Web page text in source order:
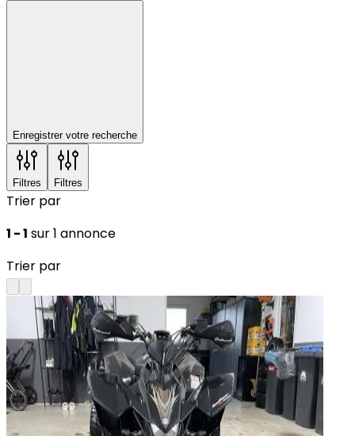
Enregistrer votre recherche
Filtres Filtres
Trier par
1 - 1 sur 1 annonce
Trier par